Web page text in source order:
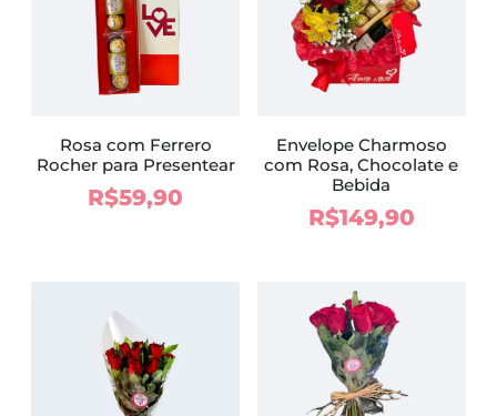
Rosa com Ferrero
Rocher para Presentear
R$59,90
Envelope Charmoso
com Rosa, Chocolate e
Bebida
R$149,90